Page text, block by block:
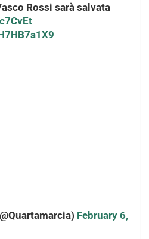
Rossi sarà salvata
February 6,